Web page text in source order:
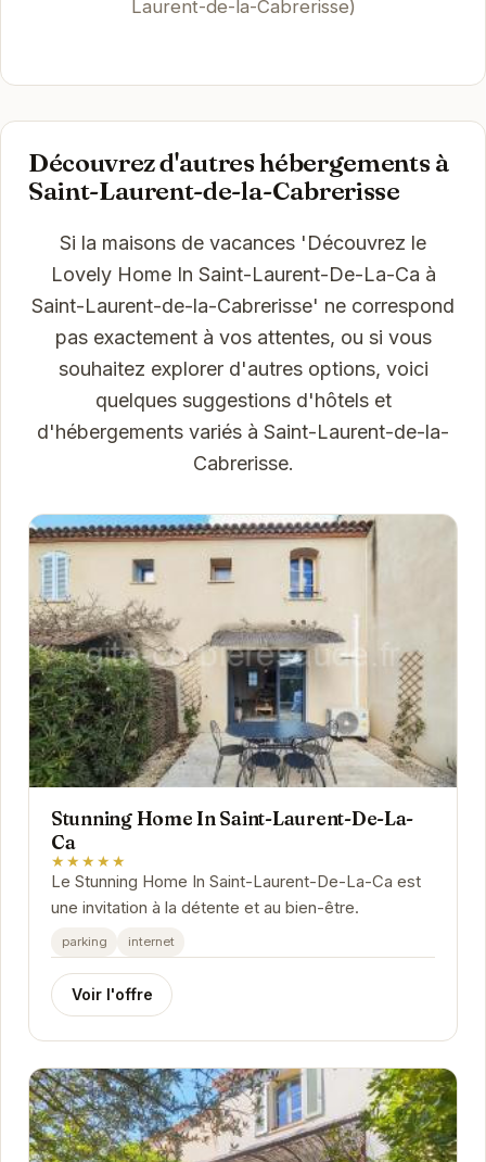
Laurent-de-la-Cabrerisse)
Découvrez d'autres hébergements à
Saint-Laurent-de-la-Cabrerisse
Si la maisons de vacances 'Découvrez le
Lovely Home In Saint-Laurent-De-La-Ca à
Saint-Laurent-de-la-Cabrerisse' ne correspond
pas exactement à vos attentes, ou si vous
souhaitez explorer d'autres options, voici
quelques suggestions d'hôtels et
d'hébergements variés à Saint-Laurent-de-la-
Cabrerisse.
Stunning Home In Saint-Laurent-De-La-
Ca
★★★★★
Le Stunning Home In Saint-Laurent-De-La-Ca est
une invitation à la détente et au bien-être.
parking internet
Voir l'offre